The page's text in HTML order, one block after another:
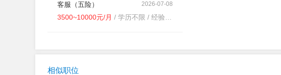
2026-07-08
客服（五险）
3500~10000元/月 / 学历不限 / 经验不限
相似职位